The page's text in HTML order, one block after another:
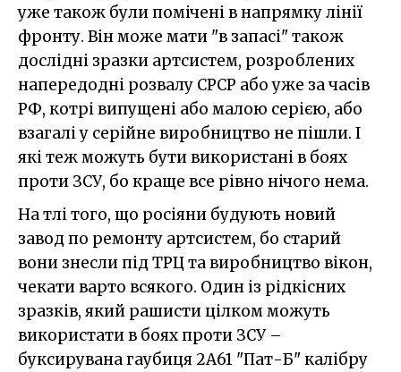
уже також були помічені в напрямку лінії
фронту. Він може мати "в запасі" також
дослідні зразки артсистем, розроблених
напередодні розвалу СРСР або уже за часів
РФ, котрі випущені або малою серією, або
взагалі у серійне виробництво не пішли. І
які теж можуть бути використані в боях
проти ЗСУ, бо краще все рівно нічого нема.
На тлі того, що росіяни будують новий
завод по ремонту артсистем, бо старий
вони знесли під ТРЦ та виробництво вікон,
чекати варто всякого. Один із рідкісних
зразків, який рашисти цілком можуть
використати в боях проти ЗСУ –
буксирувана гаубиця 2А61 "Пат-Б" калібру